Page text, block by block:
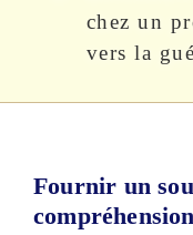
chez un
vers la
Fournir un
compréhension